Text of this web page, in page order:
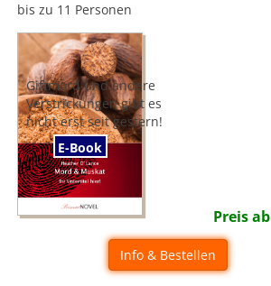
bis zu 11 Personen
E-Book
Giftmord und andere
Verstrickungen gibt es
nicht erst seit gestern!
Preis ab
Info & Bestellen